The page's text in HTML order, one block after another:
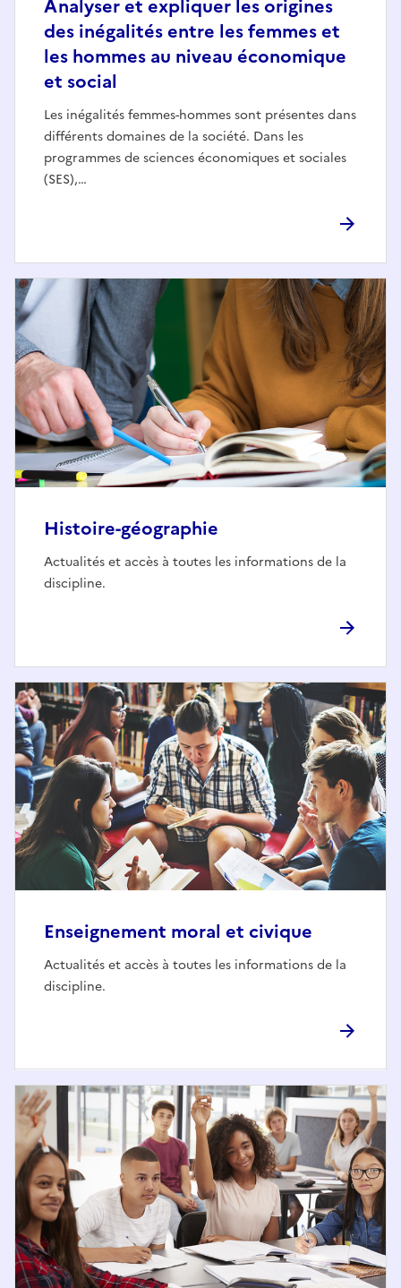
Analyser et expliquer les origines
des inégalités entre les femmes et
les hommes au niveau économique
et social
Les inégalités femmes-hommes sont présentes dans
différents domaines de la société. Dans les
programmes de sciences économiques et sociales
(SES),…
Histoire-géographie
Actualités et accès à toutes les informations de la
discipline.
Enseignement moral et civique
Actualités et accès à toutes les informations de la
discipline.